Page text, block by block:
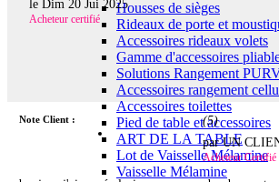
Housses de sièges
Rideaux de porte et
Accessoires rideaux volets
Gamme d'accessoires
Solutions Rangement
Accessoires rangement
Accessoires toilettes
Pied de table et accessoires
ART DE LA TABLE
Lot de Vaisselle Mélamine
Vaisselle Mélamine
le Dim 20 Jui 2025
Acheteur certifié
Note Client : (5)
par UN
Acheteur